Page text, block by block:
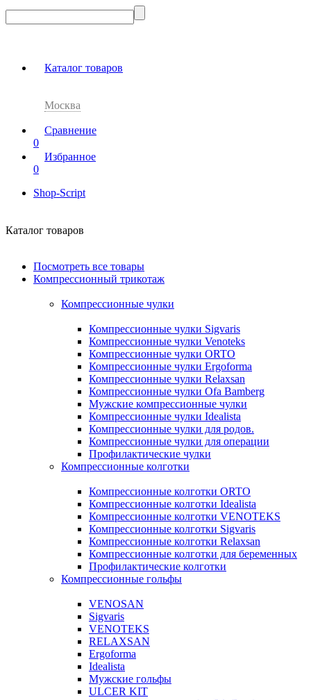
Каталог товаров
Москва
Сравнение
0
Избранное
0
Shop-Script
Каталог товаров
Посмотреть все товары
Компрессионный трикотаж
Компрессионные чулки
Компрессионные чулки Sigvaris
Компрессионные чулки Venoteks
Компрессионные чулки ORTO
Компрессионные чулки Ergoforma
Компрессионные чулки Relaxsan
Компрессионные чулки Ofa Bamberg
Мужские компрессионные чулки
Компрессионные чулки Idealista
Компрессионные чулки для родов.
Компрессионные чулки для операции
Профилактические чулки
Компрессионные колготки
Компрессионные колготки ORTO
Компрессионные колготки Idealista
Компрессионные колготки VENOTEKS
Компрессионные колготки Sigvaris
Компрессионные колготки Relaxsan
Компрессионные колготки для беременных
Профилактические колготки
Компрессионные гольфы
VENOSAN
Sigvaris
VENOTEKS
RELAXSAN
Ergoforma
Idealista
Мужские гольфы
ULCER KIT